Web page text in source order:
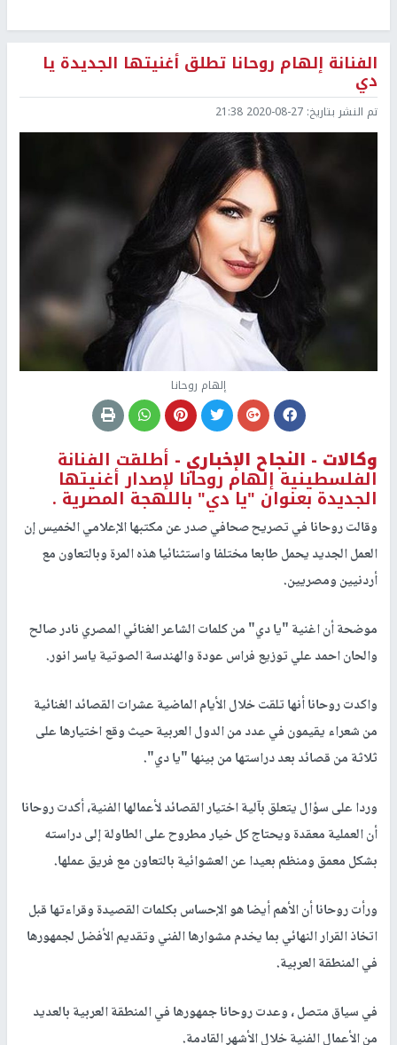
الفنانة إلهام روحانا تطلق أغنيتها الجديدة يا
دي
تم النشر بتاريخ: 2020-08-27 21:38
إلهام روحانا
وكالات - النجاح الإخباري - أطلقت الفنانة
الفلسطينية إلهام روحانا لإصدار أغنيتها
الجديدة بعنوان "يا دي" باللهجة المصرية .
وقالت روحانا في تصريح صحافي صدر عن مكتبها الإعلامي الخميس إن
العمل الجديد يحمل طابعا مختلفا واستثنائيا هذه المرة وبالتعاون مع
أردنيين ومصريين.
موضحة أن اغنية "يا دي" من كلمات الشاعر الغنائي المصري نادر صالح
والحان احمد علي توزيع فراس عودة والهندسة الصوتية ياسر انور.
واكدت روحانا أنها تلقت خلال الأيام الماضية عشرات القصائد الغنائية
من شعراء يقيمون في عدد من الدول العربية حيث وقع اختيارها على
ثلاثة من قصائد بعد دراستها من بينها "يا دي".
وردا على سؤال يتعلق بآلية اختيار القصائد لأعمالها الفنية، أكدت روحانا
أن العملية معقدة ويحتاج كل خيار مطروح على الطاولة إلى دراسته
بشكل معمق ومنظم بعيدا عن العشوائية بالتعاون مع فريق عملها.
ورأت روحانا أن الأهم أيضا هو الإحساس بكلمات القصيدة وقراءتها قبل
اتخاذ القرار النهائي بما يخدم مشوارها الفني وتقديم الأفضل لجمهورها
في المنطقة العربية.
في سياق متصل ، وعدت روحانا جمهورها في المنطقة العربية بالعديد
من الأعمال الفنية خلال الأشهر القادمة.